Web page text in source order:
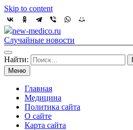
Skip to content
new-medico.ru
Случайные новости
Найти:
Меню
Главная
Медицина
Политика сайта
О сайте
Карта сайта